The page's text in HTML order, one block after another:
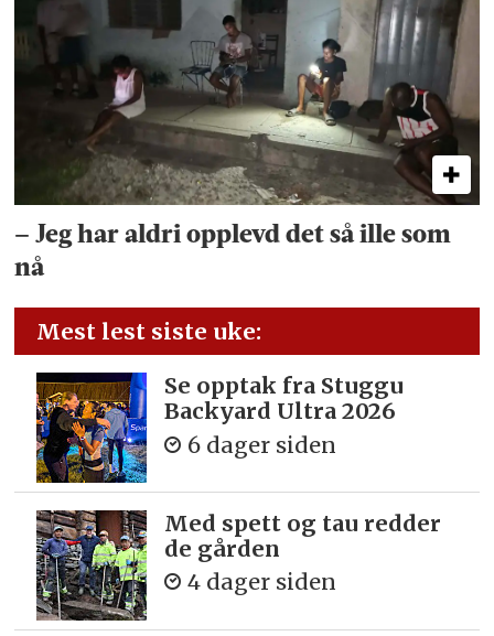
– Jeg har aldri opplevd det så ille som
nå
Mest lest siste uke:
Se opptak fra Stuggu
Backyard Ultra 2026
6 dager siden
Med spett og tau redder
de gården
4 dager siden